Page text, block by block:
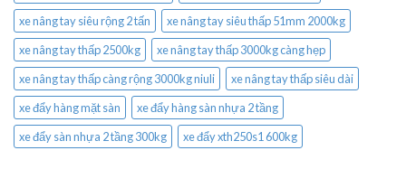
xe nâng tay siêu rộng 2 tấn
xe nâng tay siêu thấp 51mm 2000kg
xe nâng tay thấp 2500kg
xe nâng tay thấp 3000kg càng hẹp
xe nâng tay thấp càng rộng 3000kg niuli
xe nâng tay thấp siêu dài
xe đẩy hàng mặt sàn
xe đẩy hàng sàn nhựa 2 tầng
xe đẩy sàn nhựa 2 tầng 300kg
xe đẩy xth250s1 600kg